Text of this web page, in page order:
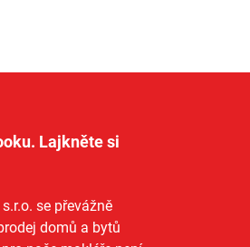
Lajkněte si
se převážně
domů a bytů